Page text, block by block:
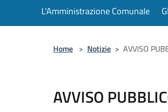
L'Amministrazione Comunale
Home > Notizie > AVVISO
AVVISO